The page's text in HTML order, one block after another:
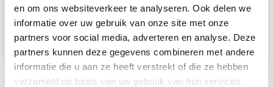
en om ons websiteverkeer te analyseren. Ook delen we
informatie over uw gebruik van onze site met onze
partners voor social media, adverteren en analyse. Deze
partners kunnen deze gegevens combineren met andere
informatie die u aan ze heeft verstrekt of die ze hebben
verzameld op basis van uw gebruik van hun services.
Nabestellen cilinderslot Dom Plura SKG2 halve cilinder